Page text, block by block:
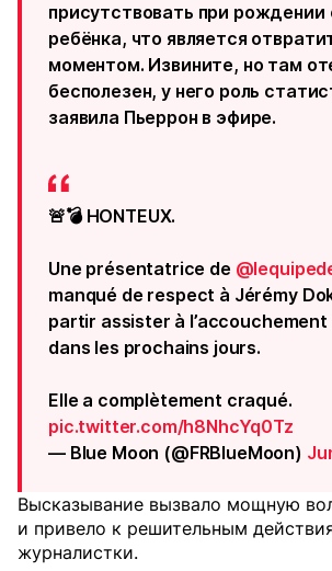
присутствовать при рождении
ребёнка, что является
моментом. Извините, но там
бесполезен, у него роль
заявила Пьеррон в эфире.
🚨💣 HONTEUX.
Une présentatrice de
manqué de respect à Jérémy
partir assister à l’accouchement
dans les prochains jours.
Elle a complètement craqué.
pic.twitter.com/h8NhcYq0Tz
— Blue Moon (@FRBlueMoon)
Высказывание вызвало мощную
и привело к решительным
журналистки.